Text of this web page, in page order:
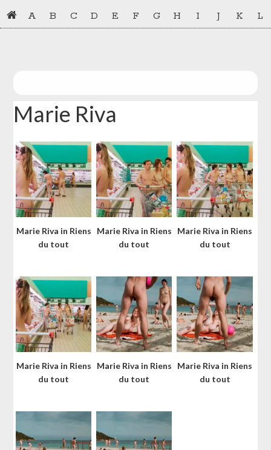
Skip
to
Skip
to
A B C D E F G H I J K L
Marie Riva
Marie Riva in Riens
du tout
Marie Riva in Riens
du tout
Marie Riva in Riens
du tout
Marie Riva in Riens
du tout
Marie Riva in Riens
du tout
Marie Riva in Riens
du tout